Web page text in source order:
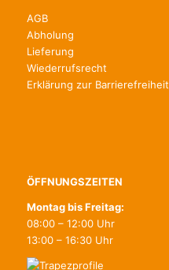
AGB
Abholung
Lieferung
Wiederrufsrecht
Erklärung zur Barrierefreiheit
ÖFFNUNGSZEITEN
Montag bis Freitag:
08:00 – 12:00 Uhr
13:00 – 16:30 Uhr